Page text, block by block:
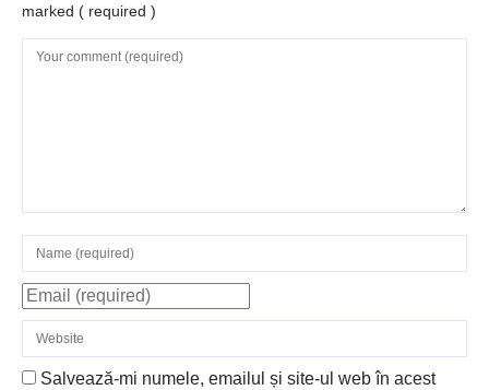
marked ( required )
Salvează-mi numele, emailul și site-ul web în acest